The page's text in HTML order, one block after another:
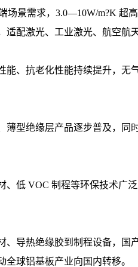
景需求，3.0—10W/m?K
配激光、工业激光、航空航
、抗老化性能持续提升，
型绝缘层产品逐步普及，
低 VOC 制程等环保技术广
导热绝缘胶到制程设备，
球铝基板产业向国内转移。